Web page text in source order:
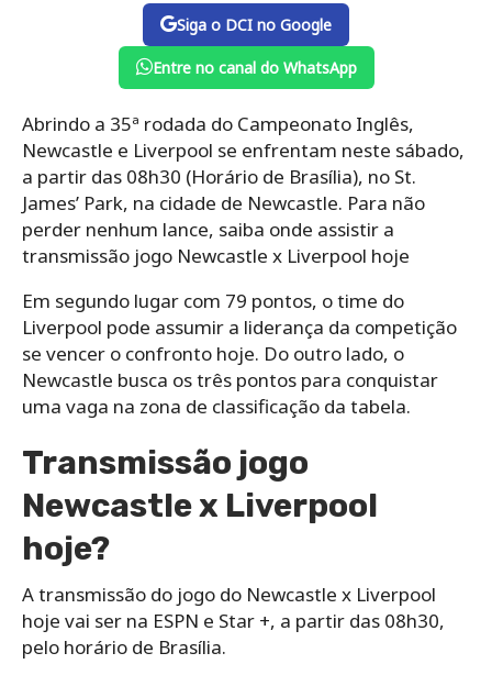
Siga o DCI no Google
Entre no canal do WhatsApp
Abrindo a 35ª rodada do Campeonato Inglês,
Newcastle e Liverpool se enfrentam neste sábado,
a partir das 08h30 (Horário de Brasília), no St.
James’ Park, na cidade de Newcastle. Para não
perder nenhum lance, saiba onde assistir a
transmissão jogo Newcastle x Liverpool hoje
Em segundo lugar com 79 pontos, o time do
Liverpool pode assumir a liderança da competição
se vencer o confronto hoje. Do outro lado, o
Newcastle busca os três pontos para conquistar
uma vaga na zona de classificação da tabela.
Transmissão jogo
Newcastle x Liverpool
hoje?
A transmissão do jogo do Newcastle x Liverpool
hoje vai ser na ESPN e Star +, a partir das 08h30,
pelo horário de Brasília.